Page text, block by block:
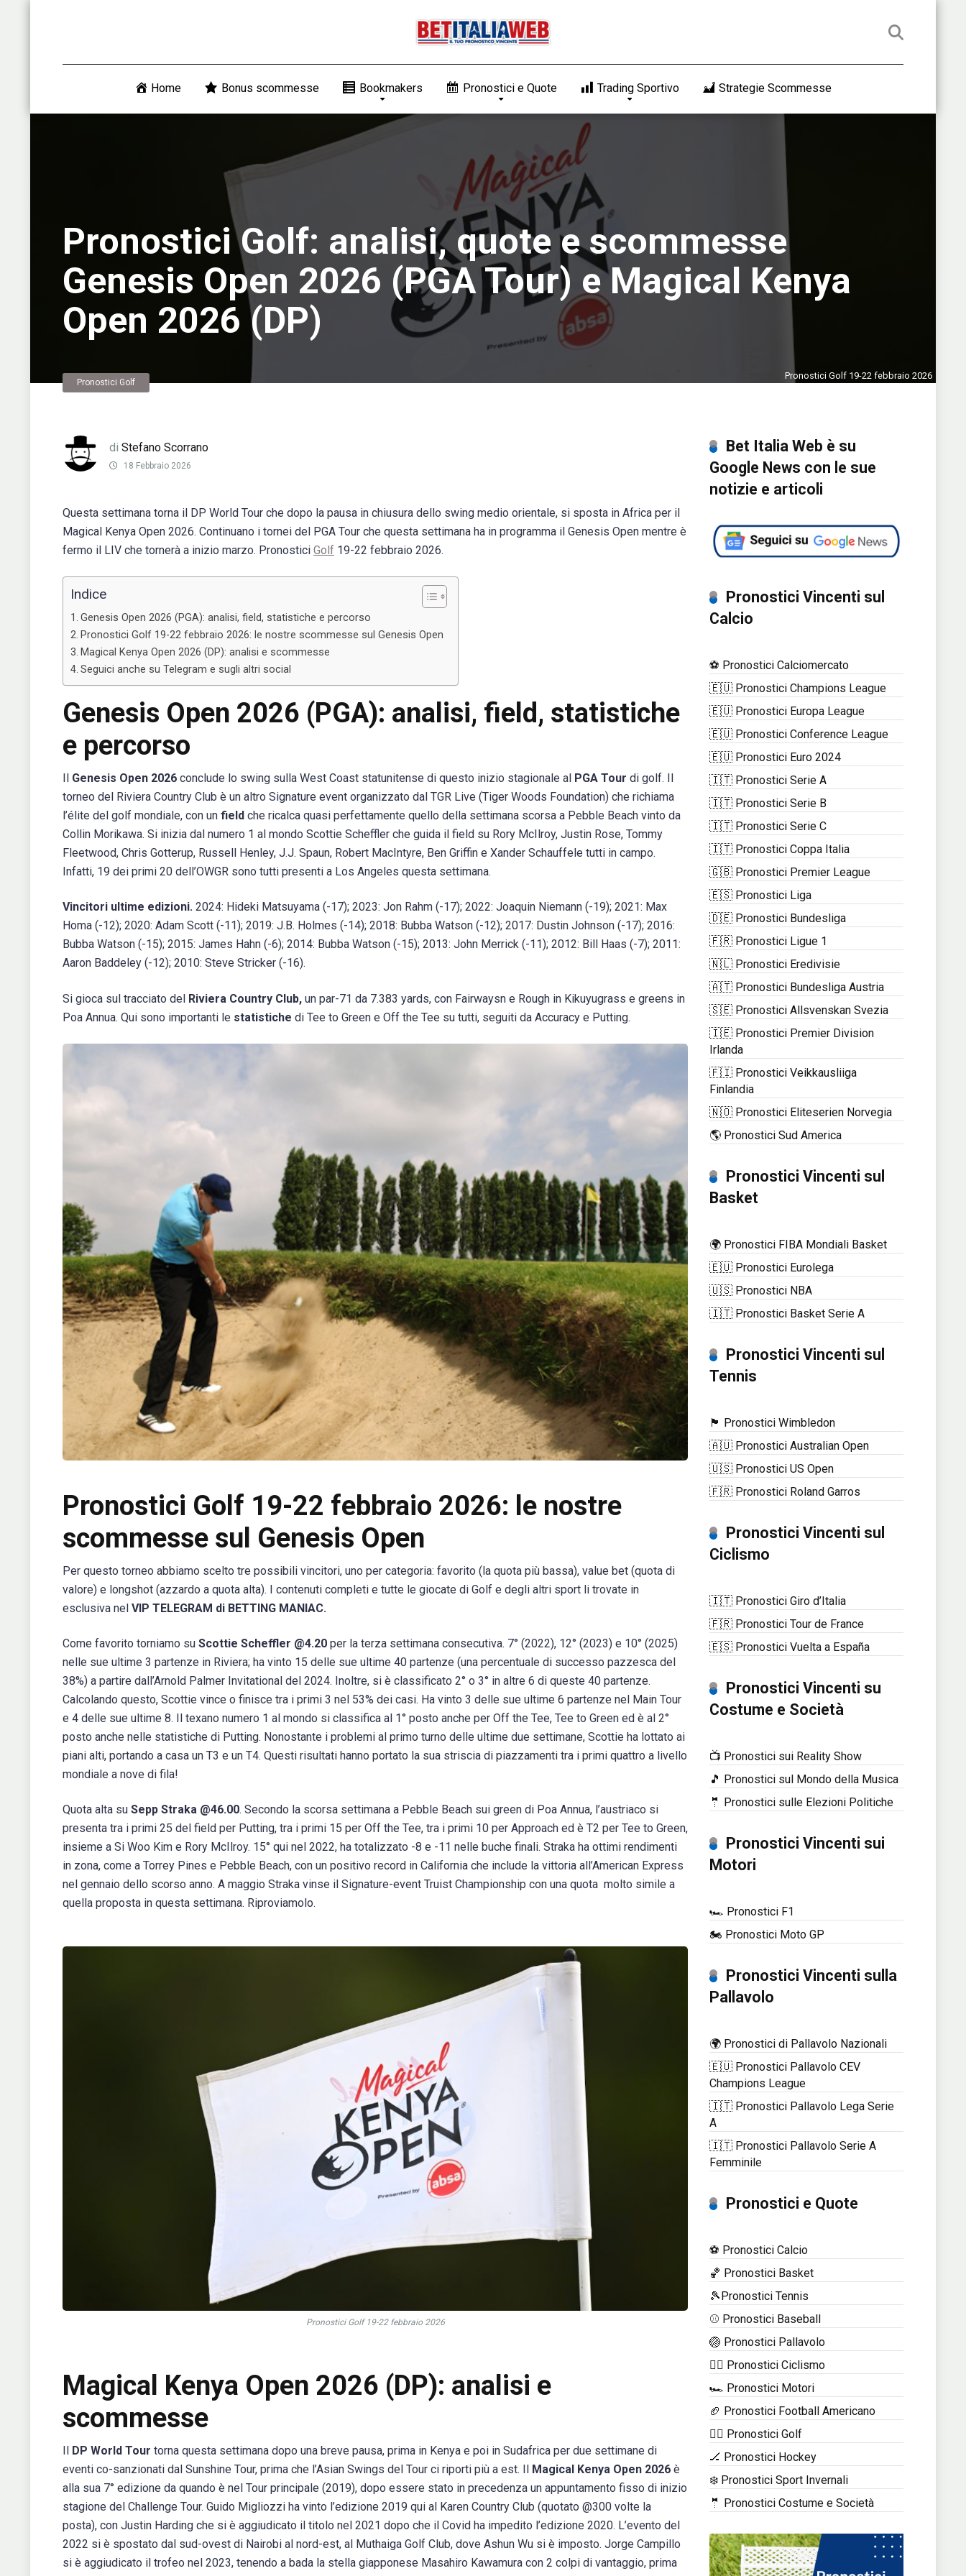
Home Bonus scommesse Bookmakers Pronostici e Quote Trading Sportivo Strategie Scommesse
Pronostici Golf: analisi, quote e scommesse
Genesis Open 2026 (PGA Tour) e Magical Kenya
Open 2026 (DP)
Pronostici Golf 19-22 febbraio 2026
Pronostici Golf
di Stefano Scorrano
18 Febbraio 2026
Questa settimana torna il DP World Tour che dopo la pausa in chiusura dello swing medio orientale, si sposta in Africa per il
Magical Kenya Open 2026. Continuano i tornei del PGA Tour che questa settimana ha in programma il Genesis Open mentre è
fermo il LIV che tornerà a inizio marzo. Pronostici Golf 19-22 febbraio 2026.
Indice
Genesis Open 2026 (PGA): analisi, field, statistiche e percorso
Pronostici Golf 19-22 febbraio 2026: le nostre scommesse sul Genesis Open
Magical Kenya Open 2026 (DP): analisi e scommesse
Seguici anche su Telegram e sugli altri social
Genesis Open 2026 (PGA): analisi, field, statistiche
e percorso
Genesis Open 2026 conclude lo swing sulla West Coast statunitense di questo inizio stagionale al PGA Tour di golf. Il
torneo del Riviera Country Club è un altro Signature event organizzato dal TGR Live (Tiger Woods Foundation) che richiama
l’élite del golf mondiale, con un field che ricalca quasi perfettamente quello della settimana scorsa a Pebble Beach vinto da
Collin Morikawa. Si inizia dal numero 1 al mondo Scottie Scheffler che guida il field su Rory McIlroy, Justin Rose, Tommy
Fleetwood, Chris Gotterup, Russell Henley, J.J. Spaun, Robert MacIntyre, Ben Griffin e Xander Schauffele tutti in campo.
Infatti, 19 dei primi 20 dell’OWGR sono tutti presenti a Los Angeles questa settimana.
Vincitori ultime edizioni. 2024: Hideki Matsuyama (-17); 2023: Jon Rahm (-17); 2022: Joaquin Niemann (-19); 2021: Max
Homa (-12); 2020: Adam Scott (-11); 2019: J.B. Holmes (-14); 2018: Bubba Watson (-12); 2017: Dustin Johnson (-17); 2016:
Bubba Watson (-15); 2015: James Hahn (-6); 2014: Bubba Watson (-15); 2013: John Merrick (-11); 2012: Bill Haas (-7); 2011:
Aaron Baddeley (-12); 2010: Steve Stricker (-16).
Si gioca sul tracciato del Riviera Country Club, un par-71 da 7.383 yards, con Fairwaysn e Rough in Kikuyugrass e greens in
Poa Annua. Qui sono importanti le statistiche di Tee to Green e Off the Tee su tutti, seguiti da Accuracy e Putting.
Pronostici Golf 19-22 febbraio 2026: le nostre
scommesse sul Genesis Open
Per questo torneo abbiamo scelto tre possibili vincitori, uno per categoria: favorito (la quota più bassa), value bet (quota di
valore) e longshot (azzardo a quota alta). I contenuti completi e tutte le giocate di Golf e degli altri sport li trovate in
esclusiva nel VIP TELEGRAM di BETTING MANIAC.
Come favorito torniamo su Scottie Scheffler @4.20 per la terza settimana consecutiva. 7° (2022), 12° (2023) e 10° (2025)
nelle sue ultime 3 partenze in Riviera; ha vinto 15 delle sue ultime 40 partenze (una percentuale di successo pazzesca del
38%) a partire dall’Arnold Palmer Invitational del 2024. Inoltre, si è classificato 2° o 3° in altre 6 di queste 40 partenze.
Calcolando questo, Scottie vince o finisce tra i primi 3 nel 53% dei casi. Ha vinto 3 delle sue ultime 6 partenze nel Main Tour
e 4 delle sue ultime 8. Il texano numero 1 al mondo si classifica al 1° posto anche per Off the Tee, Tee to Green ed è al 2°
posto anche nelle statistiche di Putting. Nonostante i problemi al primo turno delle ultime due settimane, Scottie ha lottato ai
piani alti, portando a casa un T3 e un T4. Questi risultati hanno portato la sua striscia di piazzamenti tra i primi quattro a livello
mondiale a nove di fila!
Quota alta su Sepp Straka @46.00. Secondo la scorsa settimana a Pebble Beach sui green di Poa Annua, l’austriaco si
presenta tra i primi 25 del field per Putting, tra i primi 15 per Off the Tee, tra i primi 10 per Approach ed è T2 per Tee to Green,
insieme a Si Woo Kim e Rory McIlroy. 15° qui nel 2022, ha totalizzato -8 e -11 nelle buche finali. Straka ha ottimi rendimenti
in zona, come a Torrey Pines e Pebble Beach, con un positivo record in California che include la vittoria all’American Express
nel gennaio dello scorso anno. A maggio Straka vinse il Signature-event Truist Championship con una quota molto simile a
quella proposta in questa settimana. Riproviamolo.
Pronostici Golf 19-22 febbraio 2026
Magical Kenya Open 2026 (DP): analisi e
scommesse
Il DP World Tour torna questa settimana dopo una breve pausa, prima in Kenya e poi in Sudafrica per due settimane di
eventi co-sanzionati dal Sunshine Tour, prima che l’Asian Swings del Tour ci riporti più a est. Il Magical Kenya Open 2026 è
alla sua 7° edizione da quando è nel Tour principale (2019), dopo essere stato in precedenza un appuntamento fisso di inizio
stagione del Challenge Tour. Guido Migliozzi ha vinto l’edizione 2019 qui al Karen Country Club (quotato @300 volte la
posta), con Justin Harding che si è aggiudicato il titolo nel 2021 dopo che il Covid ha impedito l’edizione 2020. L’evento del
2022 si è spostato dal sud-ovest di Nairobi al nord-est, al Muthaiga Golf Club, dove Ashun Wu si è imposto. Jorge Campillo
si è aggiudicato il trofeo nel 2023, tenendo a bada la stella giapponese Masahiro Kawamura con 2 colpi di vantaggio, prima
Bet Italia Web è su
Google News con le sue
notizie e articoli
Pronostici Vincenti sul
Calcio
⚽ Pronostici Calciomercato
🇪🇺 Pronostici Champions League
🇪🇺 Pronostici Europa League
🇪🇺 Pronostici Conference League
🇪🇺 Pronostici Euro 2024
🇮🇹 Pronostici Serie A
🇮🇹 Pronostici Serie B
🇮🇹 Pronostici Serie C
🇮🇹 Pronostici Coppa Italia
🇬🇧 Pronostici Premier League
🇪🇸 Pronostici Liga
🇩🇪 Pronostici Bundesliga
🇫🇷 Pronostici Ligue 1
🇳🇱 Pronostici Eredivisie
🇦🇹 Pronostici Bundesliga Austria
🇸🇪 Pronostici Allsvenskan Svezia
🇮🇪 Pronostici Premier Division
Irlanda
🇫🇮 Pronostici Veikkausliiga
Finlandia
🇳🇴 Pronostici Eliteserien Norvegia
🌎 Pronostici Sud America
Pronostici Vincenti sul
Basket
🌍 Pronostici FIBA Mondiali Basket
🇪🇺 Pronostici Eurolega
🇺🇸 Pronostici NBA
🇮🇹 Pronostici Basket Serie A
Pronostici Vincenti sul
Tennis
🏴󠁧󠁢󠁥󠁮󠁧󠁿 Pronostici Wimbledon
🇦🇺 Pronostici Australian Open
🇺🇸 Pronostici US Open
🇫🇷 Pronostici Roland Garros
Pronostici Vincenti sul
Ciclismo
🇮🇹 Pronostici Giro d’Italia
🇫🇷 Pronostici Tour de France
🇪🇸 Pronostici Vuelta a España
Pronostici Vincenti su
Costume e Società
📺 Pronostici sui Reality Show
🎵 Pronostici sul Mondo della Musica
🤵 Pronostici sulle Elezioni Politiche
Pronostici Vincenti sui
Motori
🏎️ Pronostici F1
🏍️ Pronostici Moto GP
Pronostici Vincenti sulla
Pallavolo
🌍 Pronostici di Pallavolo Nazionali
🇪🇺 Pronostici Pallavolo CEV
Champions League
🇮🇹 Pronostici Pallavolo Lega Serie
A
🇮🇹 Pronostici Pallavolo Serie A
Femminile
Pronostici e Quote
⚽ Pronostici Calcio
🏀 Pronostici Basket
🎾Pronostici Tennis
⚾ Pronostici Baseball
🏐 Pronostici Pallavolo
🚴‍♂️ Pronostici Ciclismo
🏎️ Pronostici Motori
🏈 Pronostici Football Americano
🏌️‍♂️ Pronostici Golf
🏒 Pronostici Hockey
❄️ Pronostici Sport Invernali
🤵 Pronostici Costume e Società